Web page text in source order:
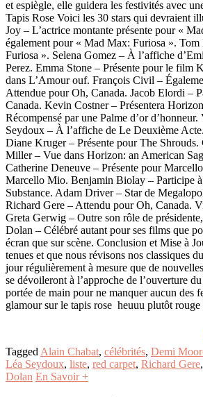
et espiègle, elle guidera les festivités avec
Tapis Rose Voici les 30 stars qui devraient
Joy – L’actrice montante présente pour «
également pour « Mad Max: Furiosa ».
Furiosa ». Selena Gomez – À l’affiche
Perez. Emma Stone – Présente pour le
dans L’Amour ouf. François Civil –
Attendue pour Oh, Canada. Jacob Elordi –
Canada. Kevin Costner – Présentera
Récompensé par une Palme d’or
Seydoux – À l’affiche de Le Deuxième
Diane Kruger – Présente pour The
Miller – Vue dans Horizon: an American
Catherine Deneuve – Présente pour
Marcello Mio. Benjamin Biolay – Participe
Substance. Adam Driver – Star de
Richard Gere – Attendu pour Oh, Canada.
Greta Gerwig – Outre son rôle de
Dolan – Célébré autant pour ses films que
écran que sur scène. Conclusion et Mise à
tenues et que nous révisons nos classiques
jour régulièrement à mesure que de
se dévoileront à l’approche de l’ouverture
portée de main pour ne manquer aucun des
glamour sur le tapis rose heuuu plutôt rouge
Tagged Alain Chabat, célébrités, Demi
Léa Seydoux, liste, red carpet, Richard Gere,
Dolan En Savoir +